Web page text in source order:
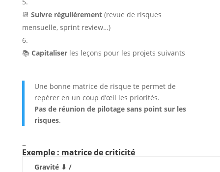
📆 Suivre régulièrement(revue de risques
mensuelle, sprint review…)
📚 Capitaliserles leçons pour les projets suivants
Une bonne matrice de risque te permet de
repérer en un coup d’œil les priorités.
Pas de réunion de pilotage sans point sur les
risques.
–
Exemple : matrice de criticité
Gravité ⬇ /